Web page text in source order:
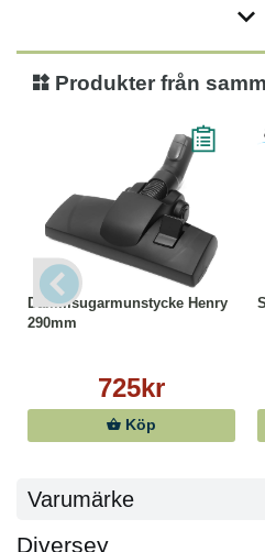
Produkter från
Dammsugarmunstycke Henry
290mm
725kr
Köp
Varumärke
Diversey